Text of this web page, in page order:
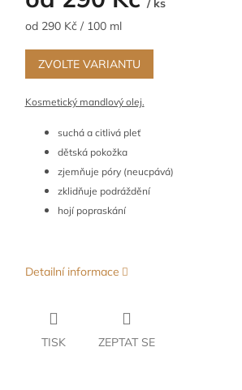
/ ks
Měrná
od 290 Kč / 100 ml
ZVOLTE VARIANTU
Kosmetický mandlový olej.
suchá a citlivá pleť
dětská pokožka
zjemňuje póry (neucpává)
zklidňuje podráždění
hojí popraskání
Detailní informace
TISK ZEPTAT SE